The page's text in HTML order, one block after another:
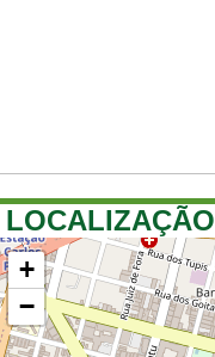
+
−